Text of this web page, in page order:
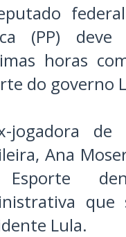
(PP)
horas
do governo
jogadora de
Ana
que
Lula.